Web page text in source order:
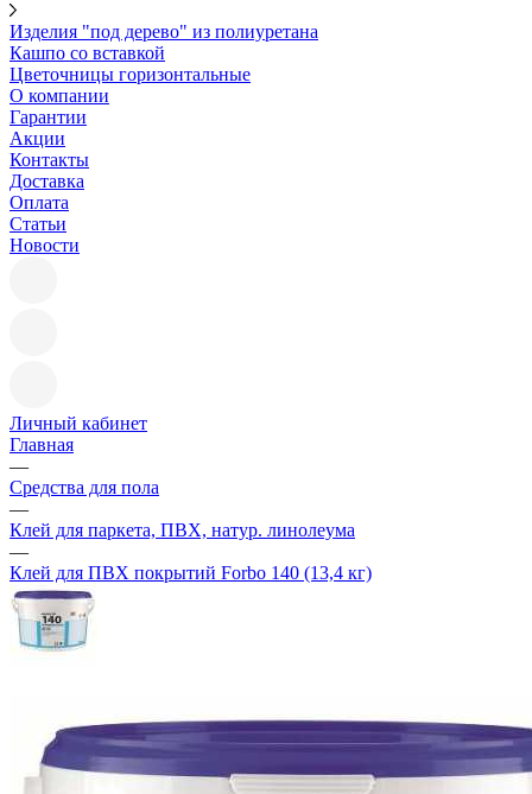
Изделия "под дерево" из полиуретана
Кашпо со вставкой
Цветочницы горизонтальные
О компании
Гарантии
Акции
Контакты
Доставка
Оплата
Статьи
Новости
Личный кабинет
Главная
—
Средства для пола
—
Клей для паркета, ПВХ, натур. линолеума
—
Клей для ПВХ покрытий Forbo 140 (13,4 кг)